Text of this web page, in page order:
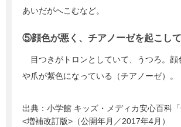
あいだがへこむなど。
⑤顔色が悪く、チアノーゼを起こし
目つきがトロンとしていて、うつろ。顔
や爪が紫色になっている（チアノーゼ）。
出典： 小学館 キッズ・メディカ安心百科「
<増補改訂版>（公開年月／2017年4月）